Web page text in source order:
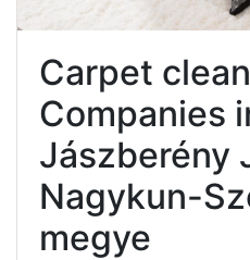
Carpet
Companies
Jászberény
Nagykun-
megye